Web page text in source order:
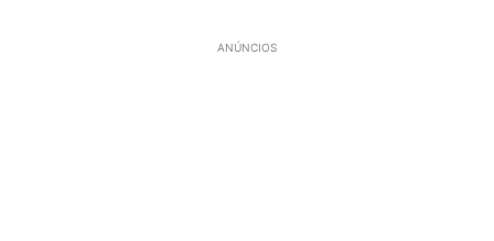
ANÚNCIOS